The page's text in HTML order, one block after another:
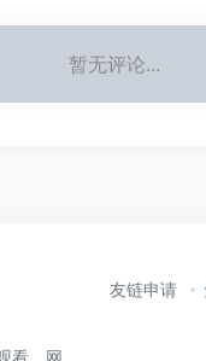
暂无评论...
看、网
友链申请